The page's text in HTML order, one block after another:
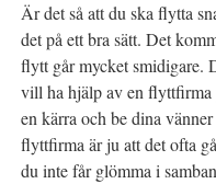
Är det så att du ska flytta
det på ett bra sätt. Det
flytt går mycket smidigare.
vill ha hjälp av en flyttfirma
en kärra och be dina
flyttfirma är ju att det ofta
du inte får glömma i